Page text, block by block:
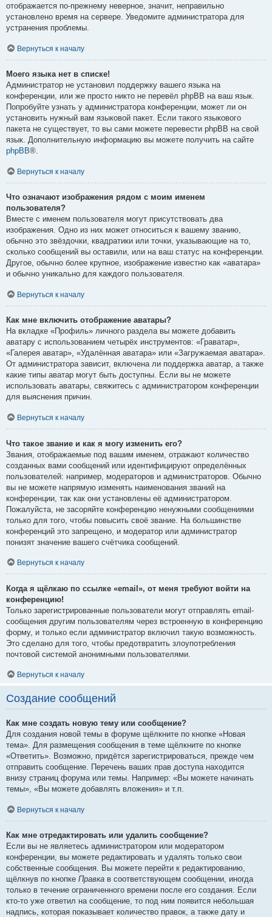
отображается по-прежнему неверное, значит, неправильно
установлено время на сервере. Уведомите администратора для
устранения проблемы.
Вернуться к началу
Моего языка нет в списке!
Администратор не установил поддержку вашего языка на
конференции, или же просто никто не перевёл phpBB на ваш язык.
Попробуйте узнать у администратора конференции, может ли он
установить нужный вам языковой пакет. Если такого языкового
пакета не существует, то вы сами можете перевести phpBB на свой
язык. Дополнительную информацию вы можете получить на сайте
phpBB®.
Вернуться к началу
Что означают изображения рядом с моим именем
пользователя?
Вместе с именем пользователя могут присутствовать два
изображения. Одно из них может относиться к вашему званию,
обычно это звёздочки, квадратики или точки, указывающие на то,
сколько сообщений вы оставили, или на ваш статус на конференции.
Другое, обычно более крупное, изображение известно как «аватара»
и обычно уникально для каждого пользователя.
Вернуться к началу
Как мне включить отображение аватары?
На вкладке «Профиль» личного раздела вы можете добавить
аватару с использованием четырёх инструментов: «Граватар»,
«Галерея аватар», «Удалённая аватара» или «Загружаемая аватара».
От администратора зависит, включена ли поддержка аватар, а также
какие типы аватар могут быть доступны. Если вы не можете
использовать аватары, свяжитесь с администратором конференции
для выяснения причин.
Вернуться к началу
Что такое звание и как я могу изменить его?
Звания, отображаемые под вашим именем, отражают количество
созданных вами сообщений или идентифицируют определённых
пользователей: например, модераторов и администраторов. Обычно
вы не можете напрямую изменять наименования званий на
конференции, так как они установлены её администратором.
Пожалуйста, не засоряйте конференцию ненужными сообщениями
только для того, чтобы повысить своё звание. На большинстве
конференций это запрещено, и модератор или администратор
понизят значение вашего счётчика сообщений.
Вернуться к началу
Когда я щёлкаю по ссылке «email», от меня требуют войти на
конференцию!
Только зарегистрированные пользователи могут отправлять email-
сообщения другим пользователям через встроенную в конференцию
форму, и только если администратор включил такую возможность.
Это сделано для того, чтобы предотвратить злоупотребления
почтовой системой анонимными пользователями.
Вернуться к началу
Создание сообщений
Как мне создать новую тему или сообщение?
Для создания новой темы в форуме щёлкните по кнопке «Новая
тема». Для размещения сообщения в теме щёлкните по кнопке
«Ответить». Возможно, придётся зарегистрироваться, прежде чем
отправить сообщение. Перечень ваших прав доступа находится
внизу страниц форума или темы. Например: «Вы можете начинать
темы», «Вы можете добавлять вложения» и т.п.
Вернуться к началу
Как мне отредактировать или удалить сообщение?
Если вы не являетесь администратором или модератором
конференции, вы можете редактировать и удалять только свои
собственные сообщения. Вы можете перейти к редактированию,
щёлкнув по кнопке Правка в соответствующем сообщении, иногда
только в течение ограниченного времени после его создания. Если
кто-то уже ответил на сообщение, то под ним появится небольшая
надпись, которая показывает количество правок, а также дату и